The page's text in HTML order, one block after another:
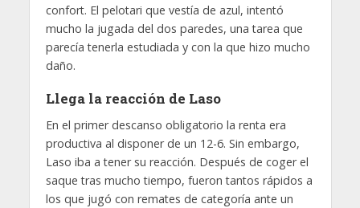
confort. El pelotari que vestía de azul, intentó
mucho la jugada del dos paredes, una tarea que
parecía tenerla estudiada y con la que hizo mucho
daño.
Llega la reacción de Laso
En el primer descanso obligatorio la renta era
productiva al disponer de un 12-6. Sin embargo,
Laso iba a tener su reacción. Después de coger el
saque tras mucho tiempo, fueron tantos rápidos a
los que jugó con remates de categoría ante un